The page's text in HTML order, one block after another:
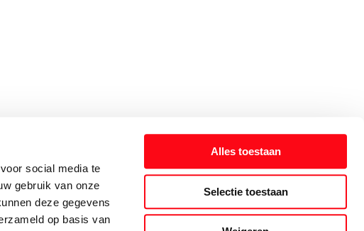
social media te
gebruik van onze
deze gegevens
op basis van
Alles toestaan
Selectie toestaan